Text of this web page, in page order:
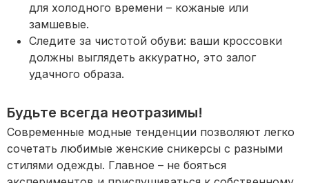
для холодного времени – кожаные или
замшевые.
Следите за чистотой обуви: ваши кроссовки
должны выглядеть аккуратно, это залог
удачного образа.
Будьте всегда неотразимы!
Современные модные тенденции позволяют легко
сочетать любимые женские сникерсы с разными
стилями одежды. Главное – не бояться